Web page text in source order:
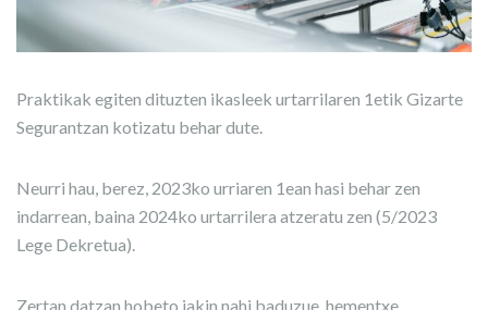
Praktikak egiten dituzten ikasleek urtarrilaren 1etik Gizarte
Segurantzan kotizatu behar dute.
Neurri hau, berez, 2023ko urriaren 1ean hasi behar zen
indarrean, baina 2024ko urtarrilera atzeratu zen (5/2023
Lege Dekretua).
Zertan datzan hobeto jakin nahi baduzue, hementxe